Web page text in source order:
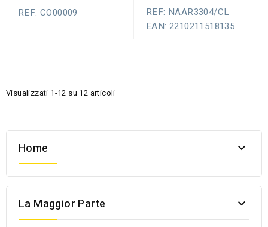
REF: CO00009
REF: NAAR3304/CL
EAN: 2210211518135
Visualizzati 1-12 su 12 articoli
Home 
La Maggior Parte 